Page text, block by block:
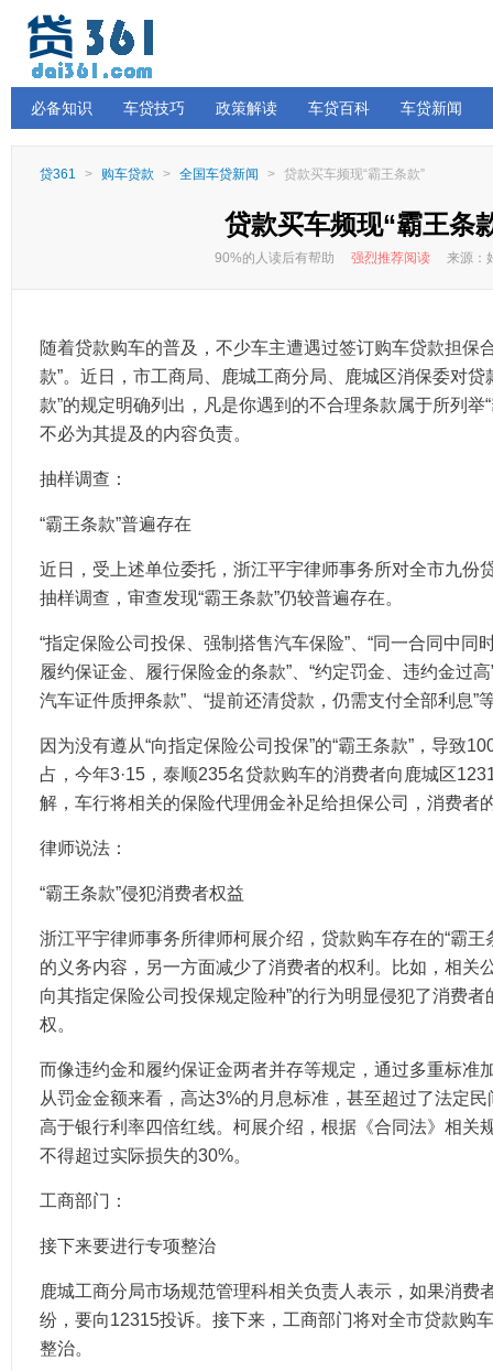
必备知识 车贷技巧 政策解读 车贷百科 车贷新闻
贷361 > 购车贷款 > 全国车贷新闻 > 贷款买车频现“霸王条款”
贷款买车频现“霸王条
90%的人读后有帮助 强烈推荐阅读来源：
随着贷款购车的普及，不少车主遭遇过签订购车贷款担保
款”。近日，市工商局、鹿城工商分局、鹿城区消保委对贷
款”的规定明确列出，凡是你遇到的不合理条款属于所列举
不必为其提及的内容负责。
抽样调查：
“霸王条款”普遍存在
近日，受上述单位委托，浙江平宇律师事务所对全市九份
抽样调查，审查发现“霸王条款”仍较普遍存在。
“指定保险公司投保、强制搭售汽车保险”、“同一合同中同
履约保证金、履行保险金的条款”、“约定罚金、违约金过
汽车证件质押条款”、“提前还清贷款，仍需支付全部利息”
因为没有遵从“向指定保险公司投保”的“霸王条款”，导致
占，今年3·15，泰顺235名贷款购车的消费者向鹿城区
解，车行将相关的保险代理佣金补足给担保公司，消费者
律师说法：
“霸王条款”侵犯消费者权益
浙江平宇律师事务所律师柯展介绍，贷款购车存在的“霸王
的义务内容，另一方面减少了消费者的权利。比如，相关
向其指定保险公司投保规定险种”的行为明显侵犯了消费
权。
而像违约金和履约保证金两者并存等规定，通过多重标准
从罚金金额来看，高达3%的月息标准，甚至超过了法定
高于银行利率四倍红线。柯展介绍，根据《合同法》相关
不得超过实际损失的30%。
工商部门：
接下来要进行专项整治
鹿城工商分局市场规范管理科相关负责人表示，如果消费
纷，要向12315投诉。接下来，工商部门将对全市贷款购
整治。